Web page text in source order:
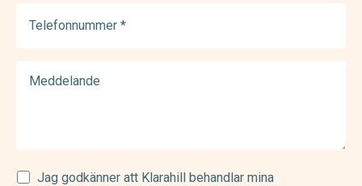
(Required)
Samtycke
Jag godkänner att Klarahill behandlar mina